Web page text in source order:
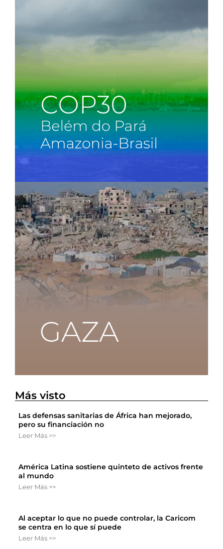
Más visto
Las defensas sanitarias de África han mejorado,
pero su financiación no
Leer Más >>
América Latina sostiene quinteto de activos frente
al mundo
Leer Más >>
Al aceptar lo que no puede controlar, la Caricom
se centra en lo que sí puede
Leer Más >>